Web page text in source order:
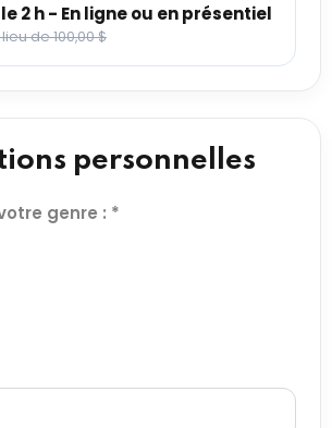
2 h - En ligne ou en présentiel
de 100,00 $
personnelles
genre : *